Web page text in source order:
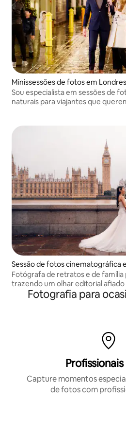
Minissessões de fotos em
Sou especialista em sessões de
naturais para viajantes que
agradáveis
Sessão de fotos cinematográfica
Fotógrafa de retratos e de família
trazendo um olhar editorial
histórias a cada clique
Fotografia para
Capture momentos
de fotos com